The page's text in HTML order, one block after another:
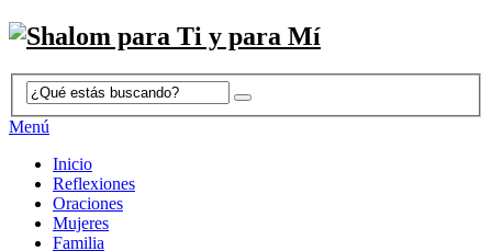
Menú
Inicio
Reflexiones
Oraciones
Mujeres
Familia